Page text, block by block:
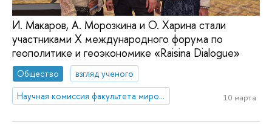
И. Макаров, А. Морозкина и О. Харина стали
участниками X международного форума по
геополитике и геоэкономике «Raisina Dialogue»
Общество
взгляд ученого
Научная комиссия факультета мировой экономики и мировой политики
10 марта